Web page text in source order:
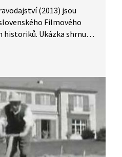
(2013) jsou
Filmového
Ukázka shrnuje